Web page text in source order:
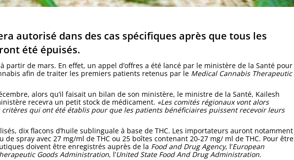
autorisé dans des cas spécifiques après que tous les
été épuisés.
partir de mars. En effet, un appel d’offres a été lancé par le ministère de la Santé pour
afin de traiter les premiers patients retenus par le Medical Cannabis Therapeutic
alors qu’il faisait un bilan de son ministère, le ministre de la Santé, Kailesh
recevra un petit stock de médicament. «Les comités régionaux vont alors
qui ont été établis pour que les patients bénéficiaires puissent recevoir leurs
dix flacons d’huile sublinguale à base de THC. Les importateurs auront notamment
de spray avec 27 mg/ml de THC ou 25 boîtes contenant 20-27 mg/ ml de THC. Pour être
doivent être enregistrés auprès de la Food and Drug Agency, l’European
Goods Administration, l’United State Food And Drug Administration.